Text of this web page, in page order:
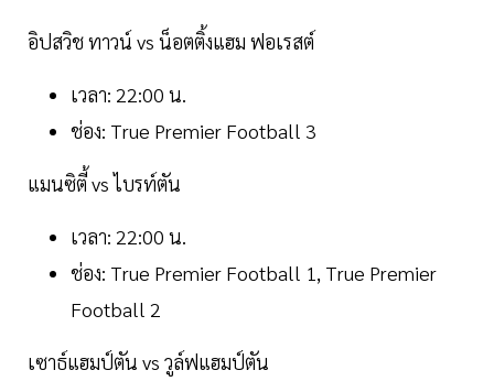
อิปสวิช ทาวน์ vs น็อตติ้งแฮม ฟอเรสต์
เวลา: 22:00 น.
ช่อง: True Premier Football 3
แมนซิตี้ vs ไบรท์ตัน
เวลา: 22:00 น.
ช่อง: True Premier Football 1, True Premier
Football 2
เซาธ์แฮมป์ตัน vs วูล์ฟแฮมป์ตัน